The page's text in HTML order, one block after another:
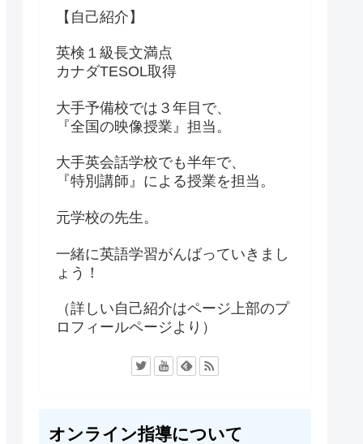
【自己紹介】
英検１級長文満点
カナダTESOL取得
大手予備校では３年目で、
『全国の映像授業』担当。
大手英会話学校でも半年で、
『特別講師』による授業を担当。
元学校の先生。
一緒に英語学習がんばっていきまし
ょう！
（詳しい自己紹介はページ上部のプ
ロフィールページより）
オンライン指導について